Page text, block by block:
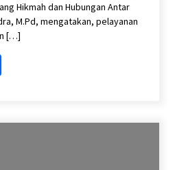
Hikmah dan Hubungan Antar
M.Pd, mengatakan, pelayanan
[…]
Share